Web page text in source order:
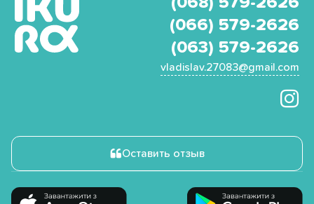
(066) 579-2626
(063) 579-2626
vladislav.27083@gmail.com
Оставить отзыв